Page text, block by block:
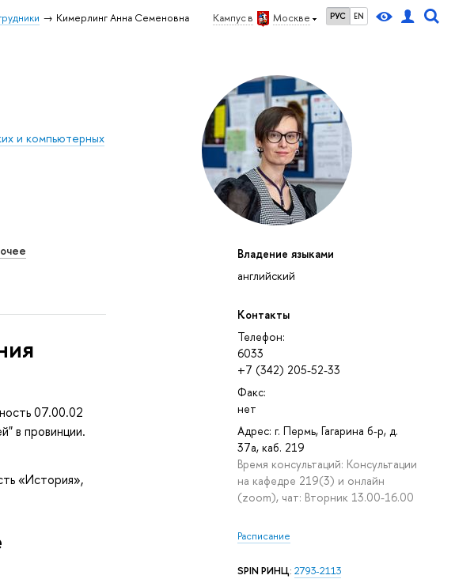
Кампус в Москве РУС EN
Кимерлинг Анна Семеновна
Владение языками
английский
Контакты
Телефон:
6033
+7 (342) 205-52-33
Факс:
нет
Адрес: г. Пермь, Гагарина б-р, д.
37а, каб. 219
Время консультаций: Консультации
на кафедре 219(3) и онлайн
(zoom), чат: Вторник 13.00-16.00
Расписание
SPIN РИНЦ: 2793-2113
и компьютерных
07.00.02
в провинции.
«История»,